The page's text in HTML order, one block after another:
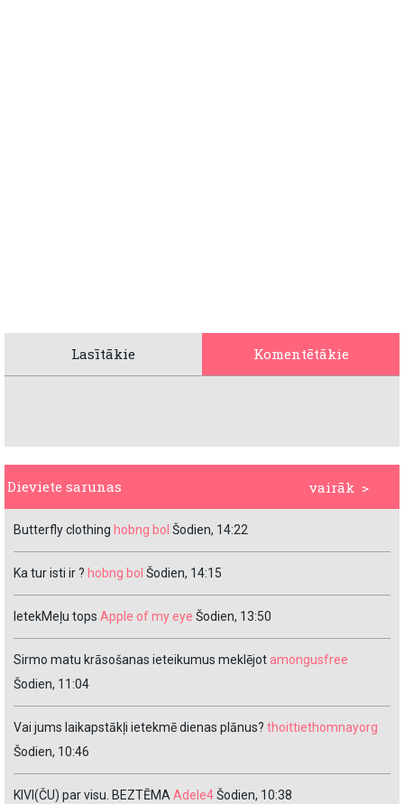
Lasītākie Komentētākie
vairāk >
Dieviete sarunas
Butterfly clothing hobng bol Šodien, 14:22
Ka tur isti ir ? hobng bol Šodien, 14:15
IetekMeļu tops Apple of my eye Šodien, 13:50
Sirmo matu krāsošanas ieteikumus meklējot amongusfree
Šodien, 11:04
Vai jums laikapstākļi ietekmē dienas plānus? thoittiethomnayorg
Šodien, 10:46
KIVI(ČU) par visu. BEZTĒMA Adele4Šodien, 10:38